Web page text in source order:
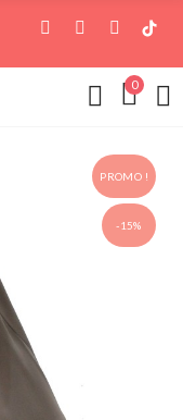
0
PROMO !
-15%